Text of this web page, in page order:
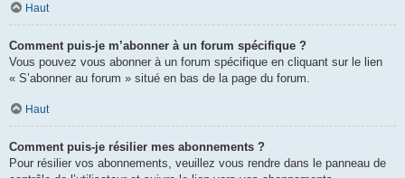
Haut
Comment puis-je m’abonner à un forum spécifique ?
Vous pouvez vous abonner à un forum spécifique en cliquant sur le lien
« S’abonner au forum » situé en bas de la page du forum.
Haut
Comment puis-je résilier mes abonnements ?
Pour résilier vos abonnements, veuillez vous rendre dans le panneau de